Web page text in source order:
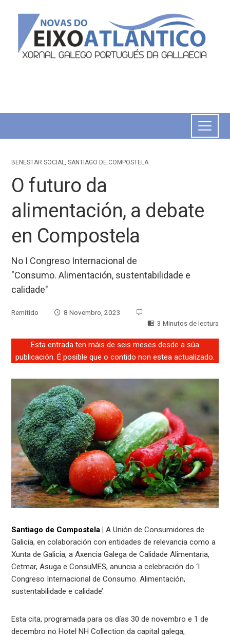
BENESTAR SOCIAL,SANTIAGO DE COMPOSTELA
O futuro da
alimentación, a debate
en Compostela
No I Congreso Internacional de
"Consumo. Alimentación, sustentabilidade e
calidade"
Remitido
8 Novembro, 2023
3 Minutos de lectura
Esta entrada ten máis de seis meses desde a súa
publicación. É posible que o contido non estea actualizado.
Santiago de Compostela | A Unión de Consumidores de
Galicia, en colaboración con entidades de relevancia como a
Xunta de Galicia, a Axencia Galega de Calidade Alimentaria,
Cetmar, Asuga e ConsuMES, anuncia a celebración do ‘I
Congreso Internacional de Consumo. Alimentación,
sustentabilidade e calidade’.
Esta cita, programada para os días 30 de novembro e 1 de
decembro no Hotel NH Collection da capital galega,